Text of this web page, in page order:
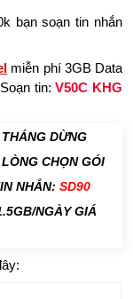
bạn soạn tin nhắn
miễn phí 3GB Data
tin:V50C KHG
DỪNG
CHỌN GÓI
NHẮN:SD90
NGÀY GIÁ